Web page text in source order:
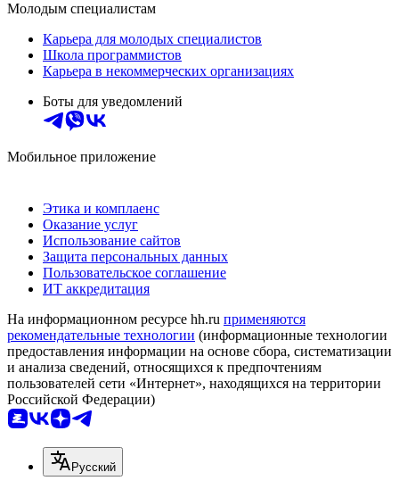
Молодым специалистам
Карьера для молодых специалистов
Школа программистов
Карьера в некоммерческих организациях
Боты для уведомлений
Мобильное приложение
Этика и комплаенс
Оказание услуг
Использование сайтов
Защита персональных данных
Пользовательское соглашение
ИТ аккредитация
На информационном ресурсе hh.ru применяются
рекомендательные технологии (информационные технологии
предоставления информации на основе сбора, систематизации
и анализа сведений, относящихся к предпочтениям
пользователей сети «Интернет», находящихся на территории
Российской Федерации)
Русский